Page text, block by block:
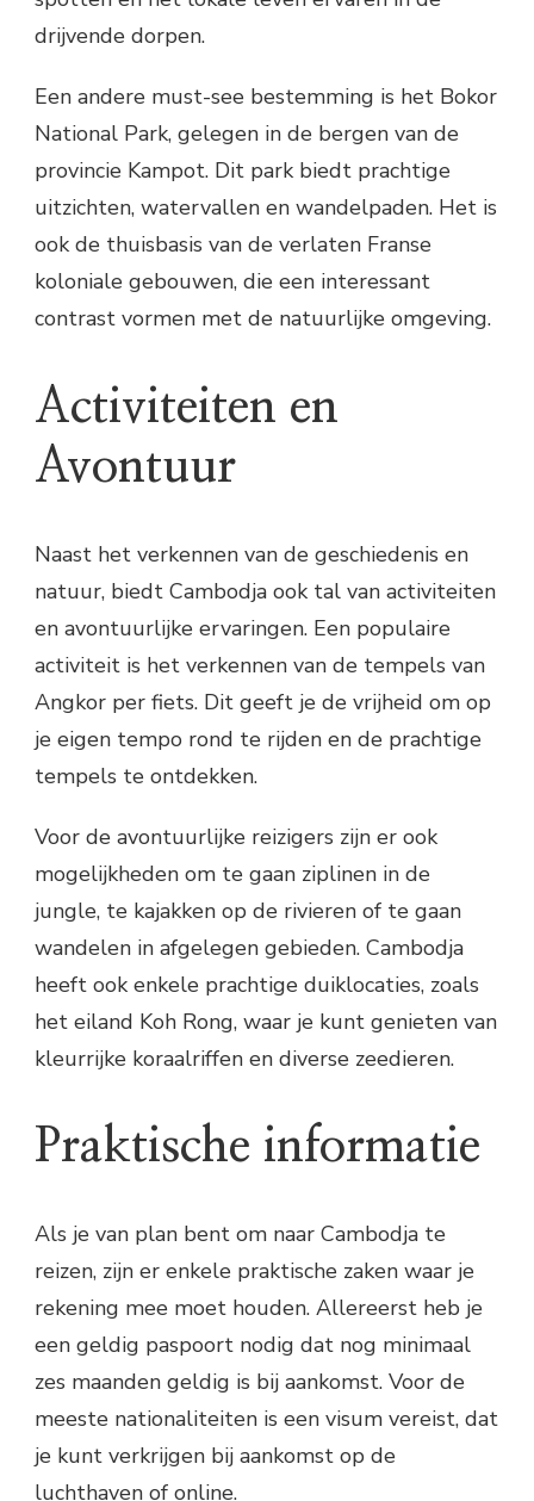
drijvende dorpen.
Een andere must-see bestemming is het Bokor
National Park, gelegen in de bergen van de
provincie Kampot. Dit park biedt prachtige
uitzichten, watervallen en wandelpaden. Het is
ook de thuisbasis van de verlaten Franse
koloniale gebouwen, die een interessant
contrast vormen met de natuurlijke omgeving.
Activiteiten en
Avontuur
Naast het verkennen van de geschiedenis en
natuur, biedt Cambodja ook tal van activiteiten
en avontuurlijke ervaringen. Een populaire
activiteit is het verkennen van de tempels van
Angkor per fiets. Dit geeft je de vrijheid om op
je eigen tempo rond te rijden en de prachtige
tempels te ontdekken.
Voor de avontuurlijke reizigers zijn er ook
mogelijkheden om te gaan ziplinen in de
jungle, te kajakken op de rivieren of te gaan
wandelen in afgelegen gebieden. Cambodja
heeft ook enkele prachtige duiklocaties, zoals
het eiland Koh Rong, waar je kunt genieten van
kleurrijke koraalriffen en diverse zeedieren.
Praktische informatie
Als je van plan bent om naar Cambodja te
reizen, zijn er enkele praktische zaken waar je
rekening mee moet houden. Allereerst heb je
een geldig paspoort nodig dat nog minimaal
zes maanden geldig is bij aankomst. Voor de
meeste nationaliteiten is een visum vereist, dat
je kunt verkrijgen bij aankomst op de
luchthaven of online.